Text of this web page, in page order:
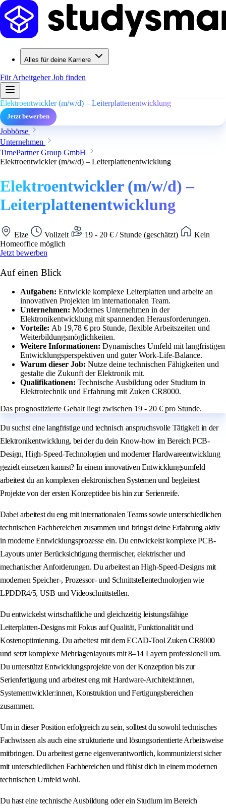
Alles für deine Karriere
Für ArbeitgeberJob finden
Elektroentwickler (m/w/d) – Leiterplattenentwicklung
Jetzt bewerben
Jobbörse
Unternehmen
TimePartner Group GmbH
Elektroentwickler (m/w/d) – Leiterplattenentwicklung
Elektroentwickler (m/w/d) –
Leiterplattenentwicklung
Elze Vollzeit 19 - 20 € / Stunde (geschätzt)
Kein
Homeoffice möglich
Jetzt bewerben
Auf einen Blick
Aufgaben: Entwickle komplexe Leiterplatten und arbeite an
innovativen Projekten im internationalen Team.
Unternehmen: Modernes Unternehmen in der
Elektronikentwicklung mit spannenden Herausforderungen.
Vorteile: Ab 19,78 € pro Stunde, flexible Arbeitszeiten und
Weiterbildungsmöglichkeiten.
Weitere Informationen: Dynamisches Umfeld mit langfristigen
Entwicklungsperspektiven und guter Work-Life-Balance.
Warum dieser Job: Nutze deine technischen Fähigkeiten und
gestalte die Zukunft der Elektronik mit.
Qualifikationen: Technische Ausbildung oder Studium in
Elektrotechnik und Erfahrung mit Zuken CR8000.
Das prognostizierte Gehalt liegt zwischen 19 - 20 € pro Stunde.
Du suchst eine langfristige und technisch anspruchsvolle Tätigkeit in der
Elektronikentwicklung, bei der du dein Know-how im Bereich PCB-
Design, High-Speed-Technologien und moderner Hardwareentwicklung
gezielt einsetzen kannst? In einem innovativen Entwicklungsumfeld
arbeitest du an komplexen elektronischen Systemen und begleitest
Projekte von der ersten Konzeptidee bis hin zur Serienreife.
Dabei arbeitest du eng mit internationalen Teams sowie unterschiedlichen
technischen Fachbereichen zusammen und bringst deine Erfahrung aktiv
in moderne Entwicklungsprozesse ein. Du entwickelst komplexe PCB-
Layouts unter Berücksichtigung thermischer, elektrischer und
mechanischer Anforderungen. Du arbeitest an High-Speed-Designs mit
modernen Speicher-, Prozessor- und Schnittstellentechnologien wie
LPDDR4/5, USB und Videoschnittstellen.
Du entwickelst wirtschaftliche und gleichzeitig leistungsfähige
Leiterplatten-Designs mit Fokus auf Qualität, Funktionalität und
Kostenoptimierung. Du arbeitest mit dem ECAD-Tool Zuken CR8000
und setzt komplexe Mehrlagenlayouts mit 8–14 Layern professionell um.
Du unterstützt Entwicklungsprojekte von der Konzeption bis zur
Serienfertigung und arbeitest eng mit Hardware-Architekt:innen,
Systementwickler:innen, Konstruktion und Fertigungsbereichen
zusammen.
Um in dieser Position erfolgreich zu sein, solltest du sowohl technisches
Fachwissen als auch eine strukturierte und lösungsorientierte Arbeitsweise
mitbringen. Du arbeitest gerne eigenverantwortlich, kommunizierst sicher
mit unterschiedlichen Fachbereichen und fühlst dich in einem modernen
technischen Umfeld wohl.
Du hast eine technische Ausbildung oder ein Studium im Bereich